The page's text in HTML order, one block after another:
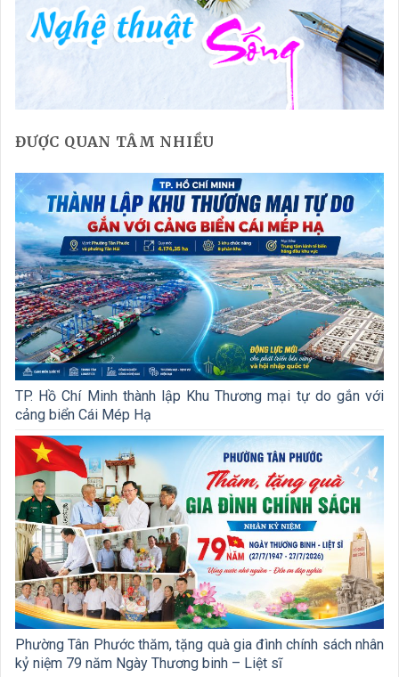
ĐƯỢC QUAN TÂM NHIỀU
TP. Hồ Chí Minh thành lập Khu Thương mại tự do gắn với
cảng biển Cái Mép Hạ
Phường Tân Phước thăm, tặng quà gia đình chính sách nhân
kỷ niệm 79 năm Ngày Thương binh – Liệt sĩ